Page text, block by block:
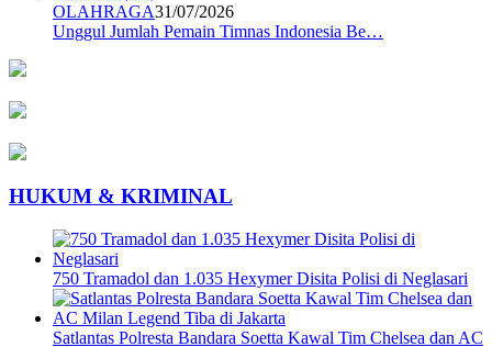
OLAHRAGA31/07/2026
Unggul Jumlah Pemain Timnas Indonesia Be…
HUKUM & KRIMINAL
750 Tramadol dan 1.035 Hexymer Disita Polisi di Neglasari
Satlantas Polresta Bandara Soetta Kawal Tim Chelsea dan AC